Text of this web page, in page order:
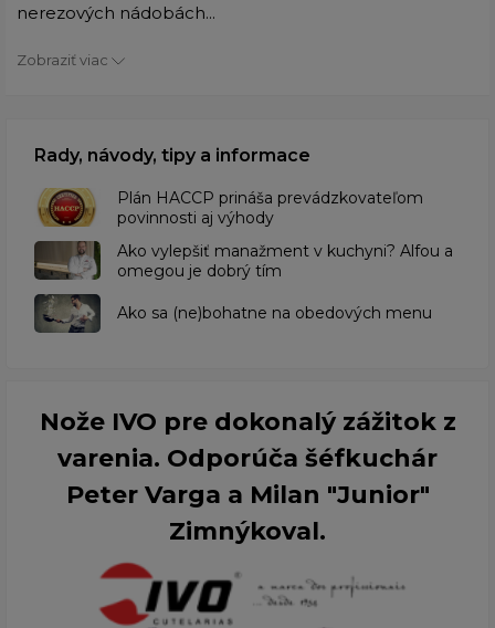
nerezových nádobách...
Zobraziť viac
Rady, návody, tipy a informace
​Plán HACCP prináša prevádzkovateľom
povinnosti aj výhody
Ako vylepšiť manažment v kuchyni? Alfou a
omegou je dobrý tím
​Ako sa (ne)bohatne na obedových menu
Nože IVO pre dokonalý zážitok z
varenia. Odporúča šéfkuchár
Peter Varga a Milan "Junior"
Zimnýkoval.